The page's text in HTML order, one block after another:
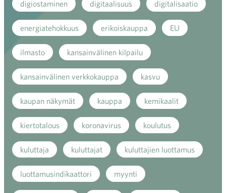
digiostaminen digitaalisuus digitalisaatio
energiatehokkuus erikoiskauppa EU
ilmasto kansainvälinen kilpailu
kansainvälinen verkkokauppa kasvu
kaupan näkymät kauppa kemikaalit
kiertotalous koronavirus koulutus
kuluttaja kuluttajat kuluttajien luottamus
luottamusindikaattori myynti